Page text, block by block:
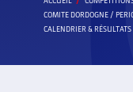
COMITE DORDOGNE /
CALENDRIER & RÉSULTATS